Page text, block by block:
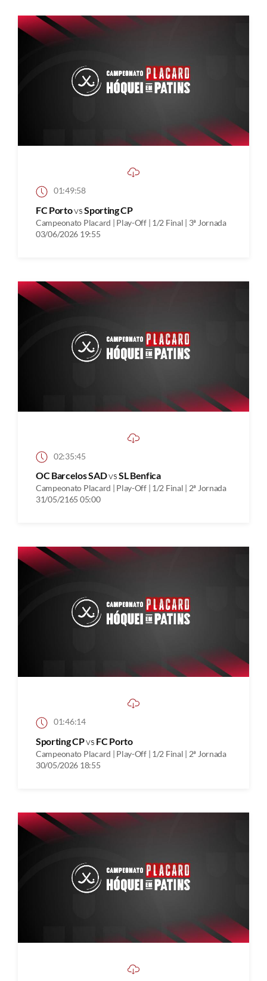
01:49:58
FC PortovsSporting CP
Campeonato Placard | Play-Off | 1/2 Final | 3ª Jornada
03/06/2026 19:55
02:35:45
OC Barcelos SADvsSL Benfica
Campeonato Placard | Play-Off | 1/2 Final | 2ª Jornada
31/05/2165 05:00
01:46:14
Sporting CPvs FC Porto
Campeonato Placard | Play-Off | 1/2 Final | 2ª Jornada
30/05/2026 18:55